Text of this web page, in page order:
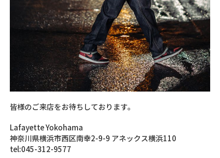
皆様のご来店をお待ちしております。
Lafayette Yokohama
神奈川県横浜市西区南幸2-9-9 アネックス横浜110
tel:045-312-9577